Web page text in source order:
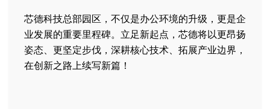
芯德科技总部园区，不仅是办公环境的升级，更是企
业发展的重要里程碑。立足新起点，芯德将以更昂扬
姿态、更坚定步伐，深耕核心技术、拓展产业边界，
在创新之路上续写新篇！